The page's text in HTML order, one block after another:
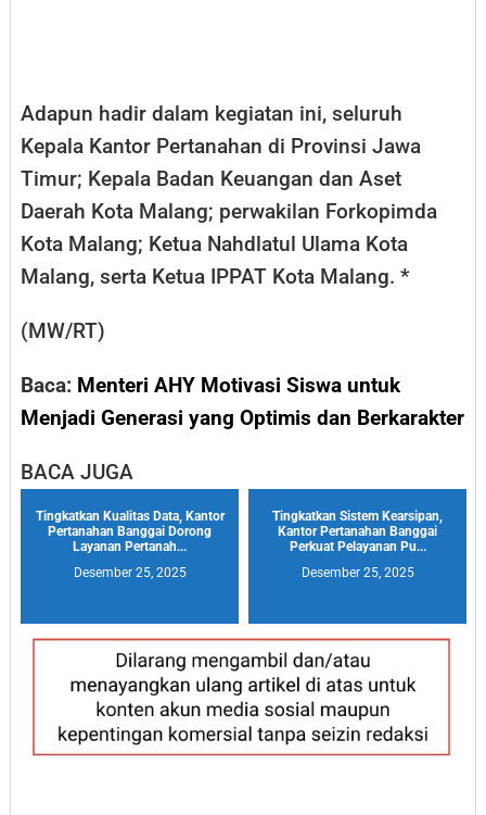
Adapun hadir dalam kegiatan ini, seluruh
Kepala Kantor Pertanahan di Provinsi Jawa
Timur; Kepala Badan Keuangan dan Aset
Daerah Kota Malang; perwakilan Forkopimda
Kota Malang; Ketua Nahdlatul Ulama Kota
Malang, serta Ketua IPPAT Kota Malang. *
(MW/RT)
Baca: Menteri AHY Motivasi Siswa untuk
Menjadi Generasi yang Optimis dan Berkarakter
BACA JUGA
Tingkatkan Kualitas Data, Kantor
Pertanahan Banggai Dorong
Layanan Pertanah...
Desember 25, 2025
Tingkatkan Sistem Kearsipan,
Kantor Pertanahan Banggai
Perkuat Pelayanan Pu...
Desember 25, 2025